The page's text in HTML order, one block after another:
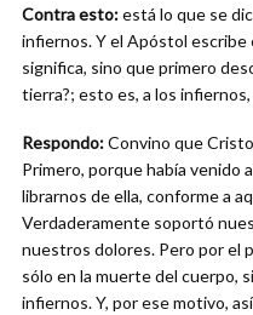
Contra esto:está lo que se
infiernos. Y el Apóstol escribe
significa, sino que primero
tierra?; esto es, a los
Respondo:Convino que
Primero, porque había venido
librarnos de ella, conforme a
Verdaderamente soportó
nuestros dolores. Pero por el
sólo en la muerte del cuerpo,
infiernos. Y, por ese motivo,